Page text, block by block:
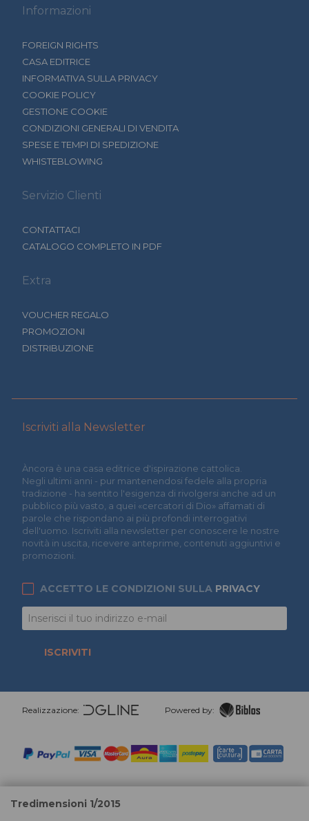
Tredimensioni 1/2015
Informazioni
FOREIGN RIGHTS
CASA EDITRICE
INFORMATIVA SULLA PRIVACY
COOKIE POLICY
GESTIONE COOKIE
CONDIZIONI GENERALI DI VENDITA
SPESE E TEMPI DI SPEDIZIONE
WHISTEBLOWING
Servizio Clienti
CONTATTACI
CATALOGO COMPLETO IN PDF
Extra
VOUCHER REGALO
PROMOZIONI
DISTRIBUZIONE
Iscriviti alla Newsletter
Àncora è una casa editrice d'ispirazione cattolica.
Negli ultimi anni - pur mantenendosi fedele alla propria
tradizione - ha sentito l'esigenza di rivolgersi anche ad un
pubblico più vasto, a quei «cercatori di Dio» affamati di
parole che rispondano ai più profondi interrogativi
dell'uomo. Iscriviti alla newsletter per conoscere le nostre
novità in uscita, ricevere anteprime, contenuti aggiuntivi e
promozioni.
ACCETTO LE CONDIZIONI SULLA PRIVACY
ISCRIVITI
Realizzazione: Powered by: